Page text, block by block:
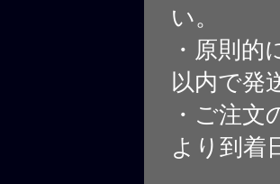
い。
・原則的
以内で発
・ご注文
より到着